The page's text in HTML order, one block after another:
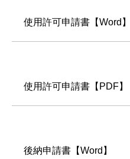
使用許可申請書【Word】
使用許可申請書【PDF】
後納申請書【Word】